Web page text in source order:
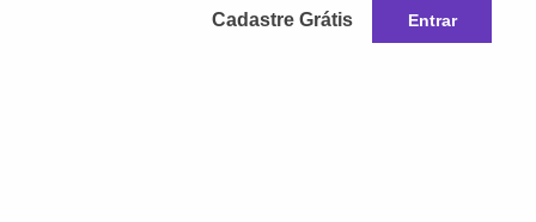
Cadastre Grátis Entrar